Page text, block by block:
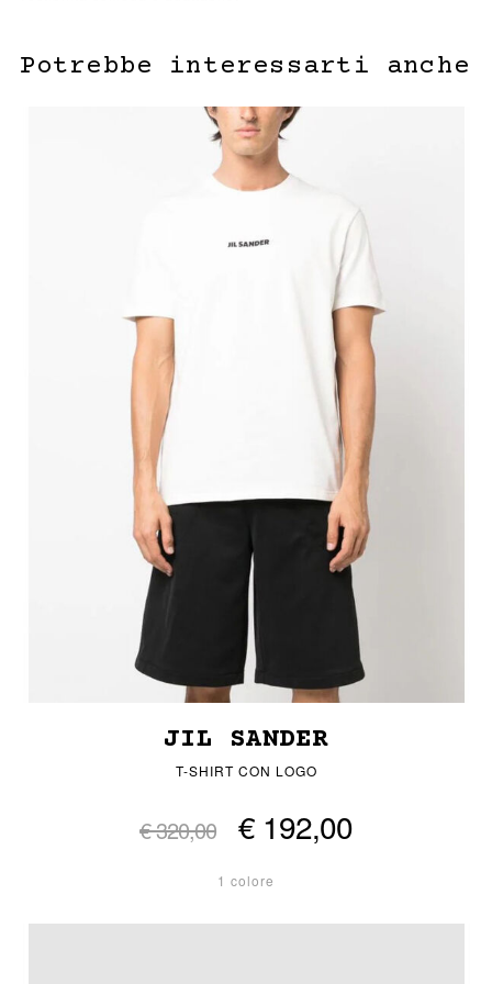
Potrebbe interessarti anche
JIL SANDER
T-SHIRT CON LOGO
€ 320,00 € 192,00
1 colore